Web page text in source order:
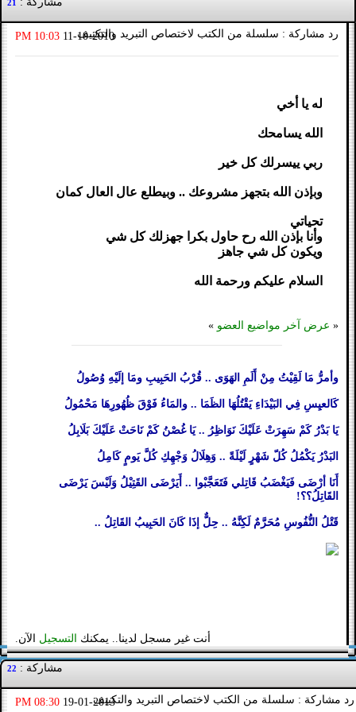
21
رد مشاركة : سلسلة من الكتب لاختصاص التبريد والتكييف
11-10-2010
10:03 PM
له يا أخي
الله يسامحك
ربي ييسرلك كل خير
وبإذن الله بتجهز مشروعك .. وبيطلع عال العال كمان
تحياتي
وأنا بإذن الله رح حاول بكرا جهزلك كل شي
ويكون كل شي جاهز
السلام عليكم ورحمة الله
« عرض آخر مواضيع العضو »
وأمرُّ مَا لَقِيْتُ مِنْ أَلَمِ الهَوَى .. قُرْبُ الحَبِيبِ ومَا إلَيْهِ وُصُولُ
كَالعيِسِ فِي البَيْدَاءِ يَقْتُلُهَا الظَمَا .. والمَاءُ فَوْقَ ظُهُورِهَا مَحْمُولُ
يَا بَدْرُ كَمْ سَهِرَتْ عَلَيْكَ نَوَاظِرُ .. يَا غُصْنُ كَمْ نَاحَتْ عَلَيْكَ بَلَابِلُ
البَدْرُ يَكْمُلُ كُلّ شَهْرٍ لَيْلَةً .. وَهِلَالُ وَجْهِكِ كُلَّ يَومٍ كَامِلُ
أَنَا أرْضَى فَيَغْضَبُ قَاتِلي فَتَعَجَّبْوا .. أَيَرْضَى القَتِيْلُ وَلَيْسَ يَرْضَى
القَاتِلُ؟؟!
قَتْلُ النُّفُوسِ مُحَرَّمٌ لَكِنَّهُ .. حِلٌّ إذَا كَانَ الحَبِيبُ القَاتِلُ ..
أنت غير مسجل لدينا.. يمكنك التسجيل الآن.
مشاركة : 22
رد مشاركة : سلسلة من الكتب لاختصاص التبريد والتكييف19-01-2013
08:30 PM